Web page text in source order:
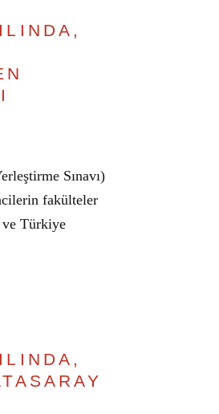
Sınavı)
fakülteler
ve Türkiye